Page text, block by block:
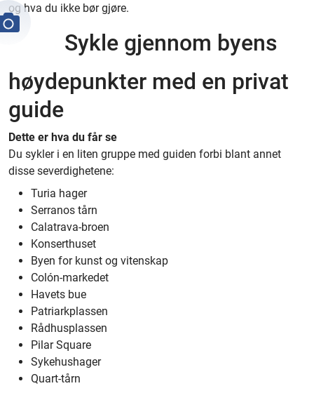
og hva du ikke bør gjøre.
Sykle gjennom byens
høydepunkter med en privat
guide
Dette er hva du får se
Du sykler i en liten gruppe med guiden forbi blant annet
disse severdighetene:
Turia hager
Serranos tårn
Calatrava-broen
Konserthuset
Byen for kunst og vitenskap
Colón-markedet
Havets bue
Patriarkplassen
Rådhusplassen
Pilar Square
Sykehushager
Quart-tårn